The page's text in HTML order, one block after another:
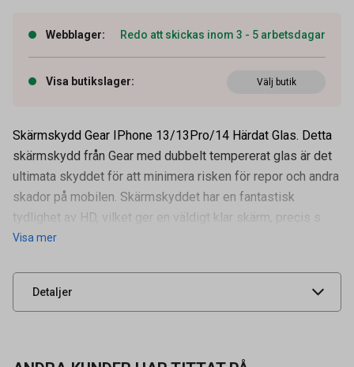
Webblager: Redo att skickas inom 3 - 5 arbetsdagar
Visa butikslager: Välj butik
Skärmskydd Gear IPhone 13/13Pro/14 Härdat Glas. Detta
skärmskydd från Gear med dubbelt tempererat glas är det
ultimata skyddet för att minimera risken för repor och andra
skador på mobilen. Skärmskyddet har en fantastisk
tydlighet av HD, vilket ger en väldigt klar skärm, precis s
Visa mer
Detaljer
Artikelnummer 34050878
Leverantörens
UNSPSC 43211700